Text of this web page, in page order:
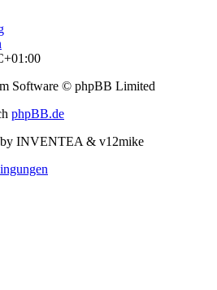
Software © phpBB Limited
phpBB.de
by INVENTEA & v12mike